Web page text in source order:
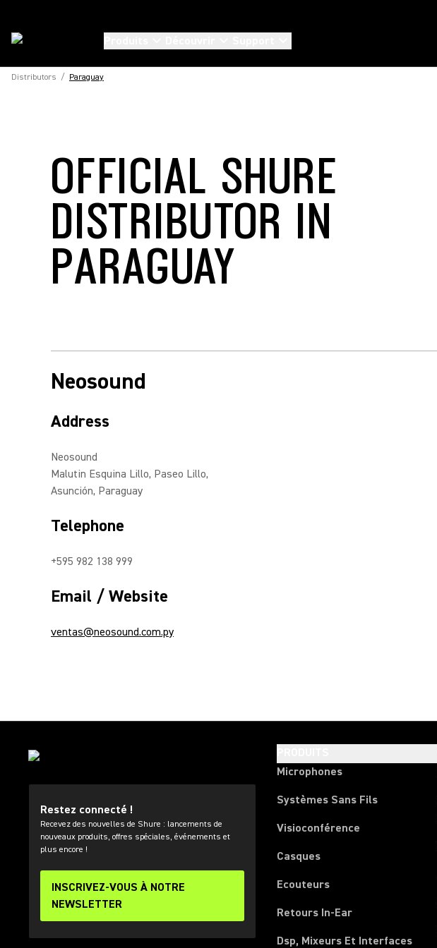
Distributors / Paraguay
OFFICIAL SHURE
DISTRIBUTOR IN
PARAGUAY
Neosound
Address
Neosound
Malutin Esquina Lillo, Paseo Lillo,
Asunción, Paraguay
Telephone
+595 982 138 999
Email / Website
ventas@neosound.com.py
Restez connecté !
Recevez des nouvelles de Shure : lancements de
nouveaux produits, offres spéciales, événements et
plus encore !
INSCRIVEZ-VOUS À NOTRE
NEWSLETTER
Microphones
Systèmes Sans Fils
Visioconférence
Casques
Ecouteurs
Retours In-Ear
Dsp, Mixeurs Et Interfaces